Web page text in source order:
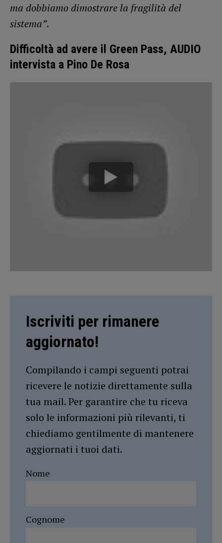
ma dobbiamo dimostrare la fragilità del
sistema”.
Difficoltà ad avere il Green Pass, AUDIO
intervista a Pino De Rosa
Iscriviti per rimanere
aggiornato!
Compilando i campi seguenti potrai
ricevere le notizie direttamente sulla
tua mail. Per garantire che tu riceva
solo le informazioni più rilevanti, ti
chiediamo gentilmente di mantenere
aggiornati i tuoi dati.
Nome
Cognome